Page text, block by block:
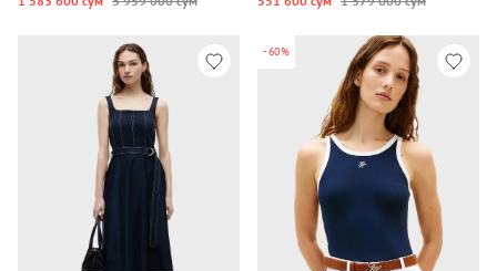
-60%